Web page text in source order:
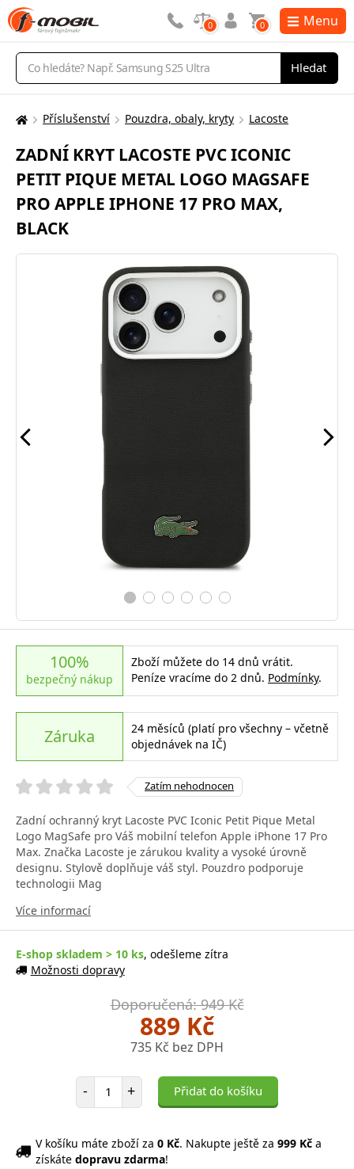
Vyhledávání
Hledat
0 0 Menu
Zde
nacházíte:
Příslušenství Pouzdra, obaly, kryty Lacoste
ZADNÍ KRYT LACOSTE PVC ICONIC
PETIT PIQUE METAL LOGO MAGSAFE
PRO APPLE IPHONE 17 PRO MAX,
BLACK
100%
bezpečný nákup
Zboží můžete do 14 dnů vrátit.
Peníze vracíme do 2 dnů. Podmínky.
Záruka
24 měsíců (platí pro všechny – včetně
objednávek na IČ)
Zatím nehodnocen
Zadní ochranný kryt Lacoste PVC Iconic Petit Pique Metal
Logo MagSafe pro Váš mobilní telefon Apple iPhone 17 Pro
Max. Značka Lacoste je zárukou kvality a vysoké úrovně
designu. Stylově doplňuje váš styl. Pouzdro podporuje
technologii Mag
Více informací
E-shop skladem > 10 ks, odešleme zítra
Možnosti dopravy
Doporučená: 949 Kč
889 Kč
735 Kč bez DPH
- Počet položek
+ Přidat do košíku
V košíku máte zboží za 0 Kč. Nakupte ještě za 999 Kč a
získáte dopravu zdarma!